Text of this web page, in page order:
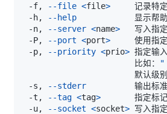
-f,
--file <file>
-h,
--help
-n,
--server <name>
-P,
--port <port>
-p,
--priority <prio> 指定输
                       比如：
"
默认级
-s,
--stderr
-t,
--tag <tag>
-u,
--socket <socket>